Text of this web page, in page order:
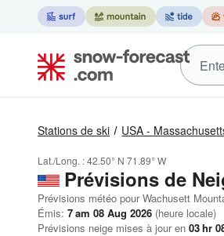
Stations de ski USA -
Lat./Long. :42.50° N 71.89° W
Prévisions de
Prévisions météo pour Wachusett
Émis: 7 am 08 Aug 2026 (heure locale)
Prévisions neige mises à jour en 03hr